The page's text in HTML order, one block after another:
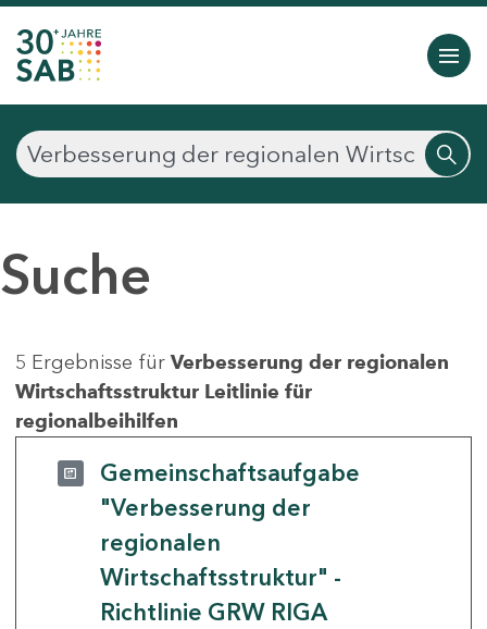
Suche
5 Ergebnisse für Verbesserung der regionalen
Wirtschaftsstruktur Leitlinie für
regionalbeihilfen
Gemeinschaftsaufgabe
"Verbesserung der
regionalen
Wirtschaftsstruktur" -
Richtlinie GRW RIGA